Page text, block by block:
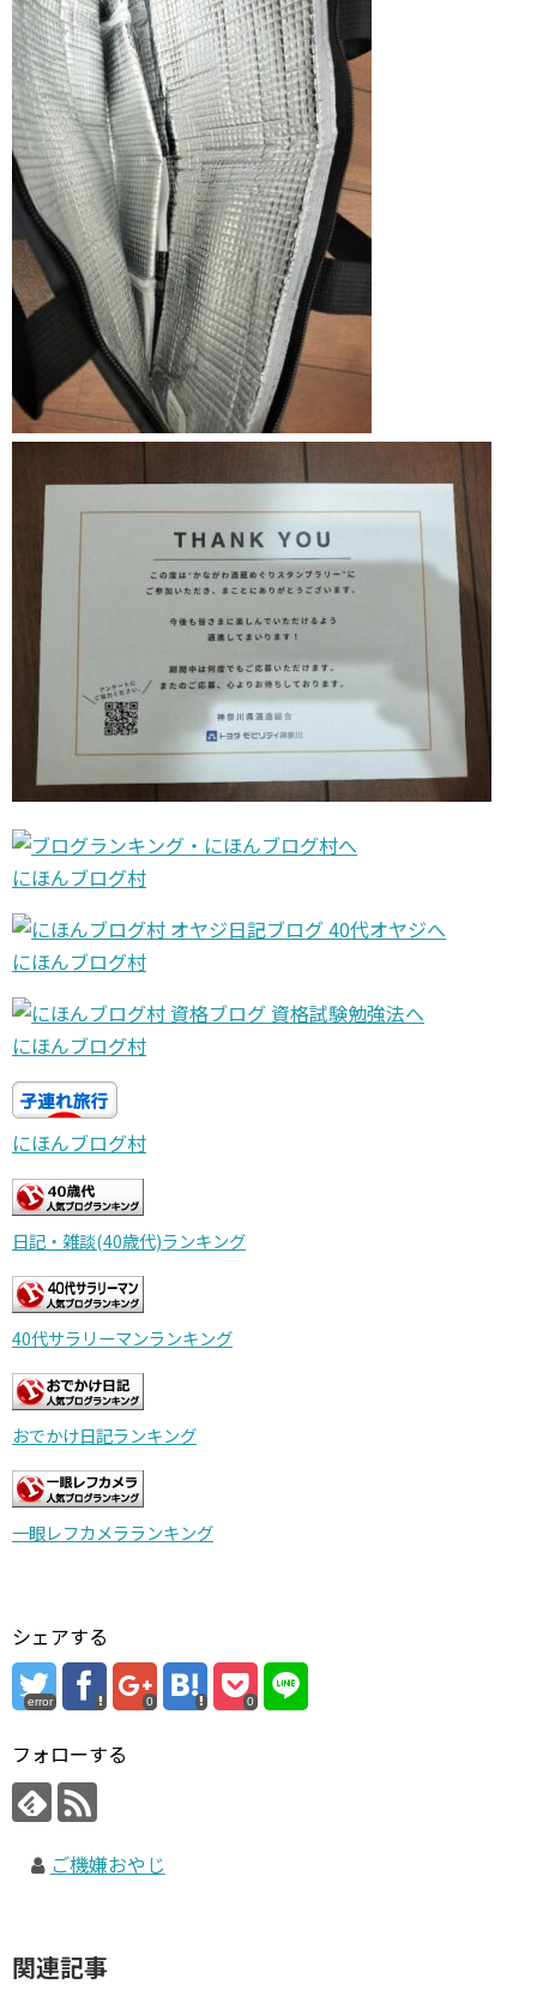
にほんブログ村
にほんブログ村
にほんブログ村
にほんブログ村
日記・雑談(40歳代)ランキング
40代サラリーマンランキング
おでかけ日記ランキング
一眼レフカメラランキング
シェアする
error 0 0
フォローする
ご機嫌おやじ
関連記事